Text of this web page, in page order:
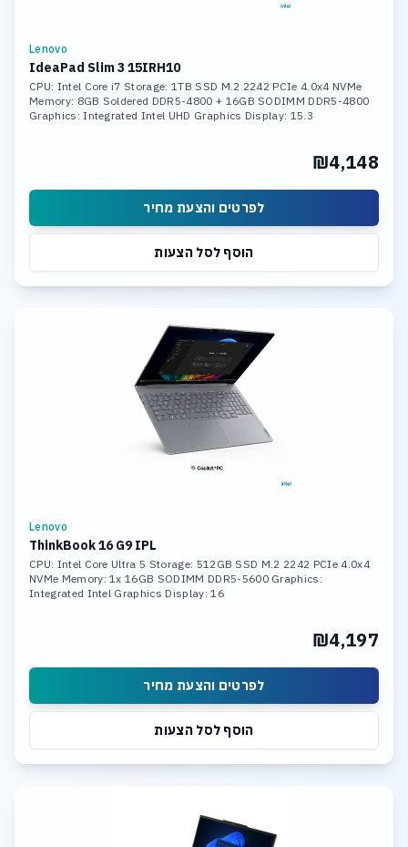
Lenovo
IdeaPad Slim 3 15IRH10
CPU: Intel Core i7 Storage: 1TB SSD M.2 2242 PCIe 4.0x4 NVMe
Memory: 8GB Soldered DDR5-4800 + 16GB SODIMM DDR5-4800
Graphics: Integrated Intel UHD Graphics Display: 15.3
₪4,148
לפרטים והצעת מחיר
הוסף לסל הצעות
Lenovo
ThinkBook 16 G9 IPL
CPU: Intel Core Ultra 5 Storage: 512GB SSD M.2 2242 PCIe 4.0x4
NVMe Memory: 1x 16GB SODIMM DDR5-5600 Graphics:
Integrated Intel Graphics Display: 16
₪4,197
לפרטים והצעת מחיר
הוסף לסל הצעות